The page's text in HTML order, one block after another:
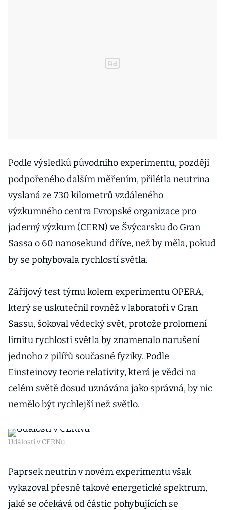
Podle výsledků původního experimentu, později
podpořeného dalším měřením, přilétla neutrina
vyslaná ze 730 kilometrů vzdáleného
výzkumného centra Evropské organizace pro
jaderný výzkum (CERN) ve Švýcarsku do Gran
Sassa o 60 nanosekund dříve, než by měla, pokud
by se pohybovala rychlostí světla.
Zářijový test týmu kolem experimentu OPERA,
který se uskutečnil rovněž v laboratoři v Gran
Sassu, šokoval vědecký svět, protože prolomení
limitu rychlosti světla by znamenalo narušení
jednoho z pilířů současné fyziky. Podle
Einsteinovy teorie relativity, která je vědci na
celém světě dosud uznávána jako správná, by nic
nemělo být rychlejší než světlo.
Události v CERNu
Paprsek neutrin v novém experimentu však
vykazoval přesně takové energetické spektrum,
jaké se očekává od částic pohybujících se